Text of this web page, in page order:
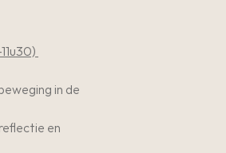
in de
en